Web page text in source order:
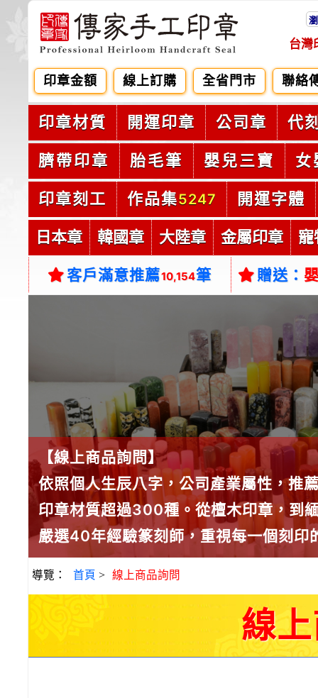
台灣
印章金額 線上訂購 全省門市 聯絡
印章材質 開運印章 公司章 代
臍帶印章 胎毛筆 嬰兒三寶 女
印章刻工 作品集5247 開運字體
日本章 韓國章 大陸章 金屬印章 寵
客戶滿意推薦10,154筆 贈送：
【線上商品詢問】
依照個人生辰八字，公司產業屬性，推
印章材質超過300種。從檀木印章，到
嚴選40年經驗篆刻師，重視每一個刻印
導覽： 首頁 > 線上商品詢問
線